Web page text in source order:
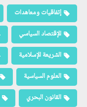
إتفاقيات ومعاهدات
الإقتصاد السياسي
الشريعة الإسلامية
العلوم السياسية
القانون البحري